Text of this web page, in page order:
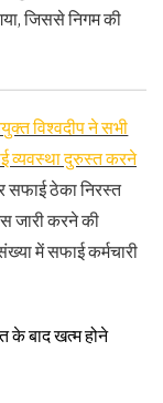
जिससे निगम की
विश्वदीप ने सभी
व्यवस्था दुरुस्त करने
सफाई ठेका निरस्त
जारी करने की
में सफाई कर्मचारी
के बाद खत्म होने